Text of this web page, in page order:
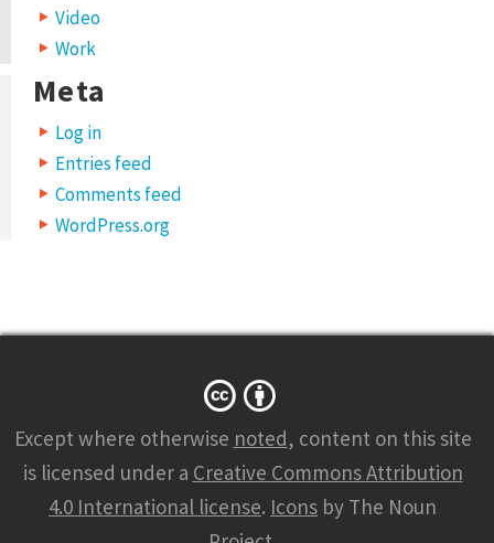
Video
Work
Meta
Log in
Entries feed
Comments feed
WordPress.org
Except where otherwise noted, content on this site
is licensed under a Creative Commons Attribution
4.0 International license. Icons by The Noun